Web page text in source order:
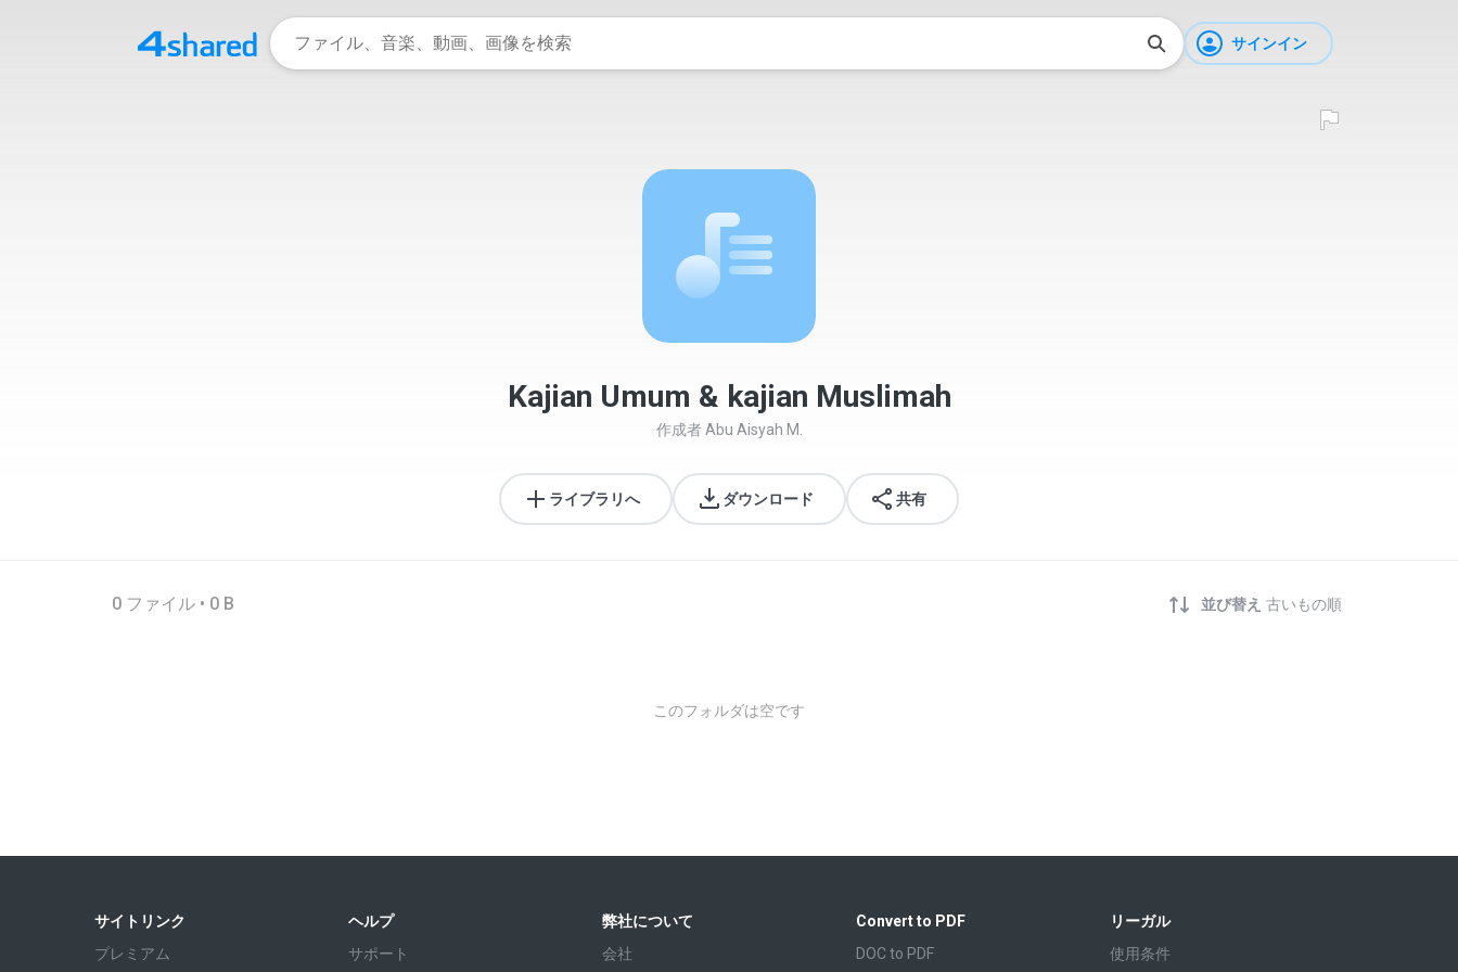
サインイン
Kajian Umum & kajian Muslimah
作成者Abu Aisyah M.
ライブラリへ ダウンロード 共有
0 ファイル • 0 B 並び替え 古いもの順
このフォルダは空です
サイトリンク
プレミアム
ヘルプ
サポート
弊社について
会社
Convert to PDF
DOC to PDF
リーガル
使用条件